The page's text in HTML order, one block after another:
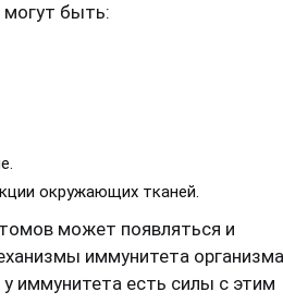
могут быть:
окружающих тканей.
может появляться и
иммунитета
иммунитета есть силы с этим